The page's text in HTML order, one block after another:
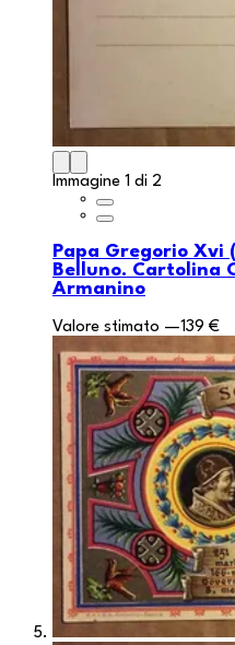
Immagine 1 di 2
Papa Gregorio Xvi
Belluno. Cartolina
Armanino
Valore stimato —139 €